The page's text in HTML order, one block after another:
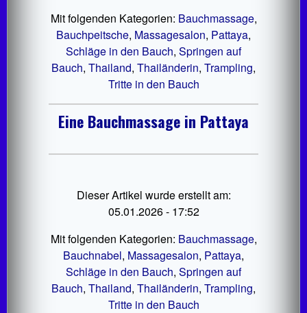
Mit folgenden Kategorien: Bauchmassage,
Bauchpeitsche, Massagesalon, Pattaya,
Schläge in den Bauch, Springen auf
Bauch, Thailand, Thailänderin, Trampling,
Tritte in den Bauch
Eine Bauchmassage in Pattaya
Dieser Artikel wurde erstellt am:
05.01.2026 - 17:52
Mit folgenden Kategorien: Bauchmassage,
Bauchnabel, Massagesalon, Pattaya,
Schläge in den Bauch, Springen auf
Bauch, Thailand, Thailänderin, Trampling,
Tritte in den Bauch